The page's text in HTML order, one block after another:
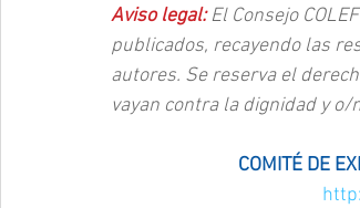
Aviso legal: El Consejo
publicados, recayendo las
autores. Se reserva el
vayan contra la dignidad y
COMITÉ DE